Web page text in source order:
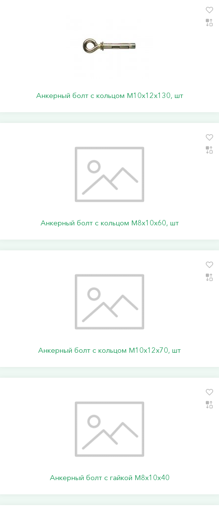
Анкерный болт с кольцом М10х12х130, шт
Анкерный болт с кольцом М8х10х60, шт
Анкерный болт с кольцом М10х12х70, шт
Анкерный болт с гайкой М8х10х40